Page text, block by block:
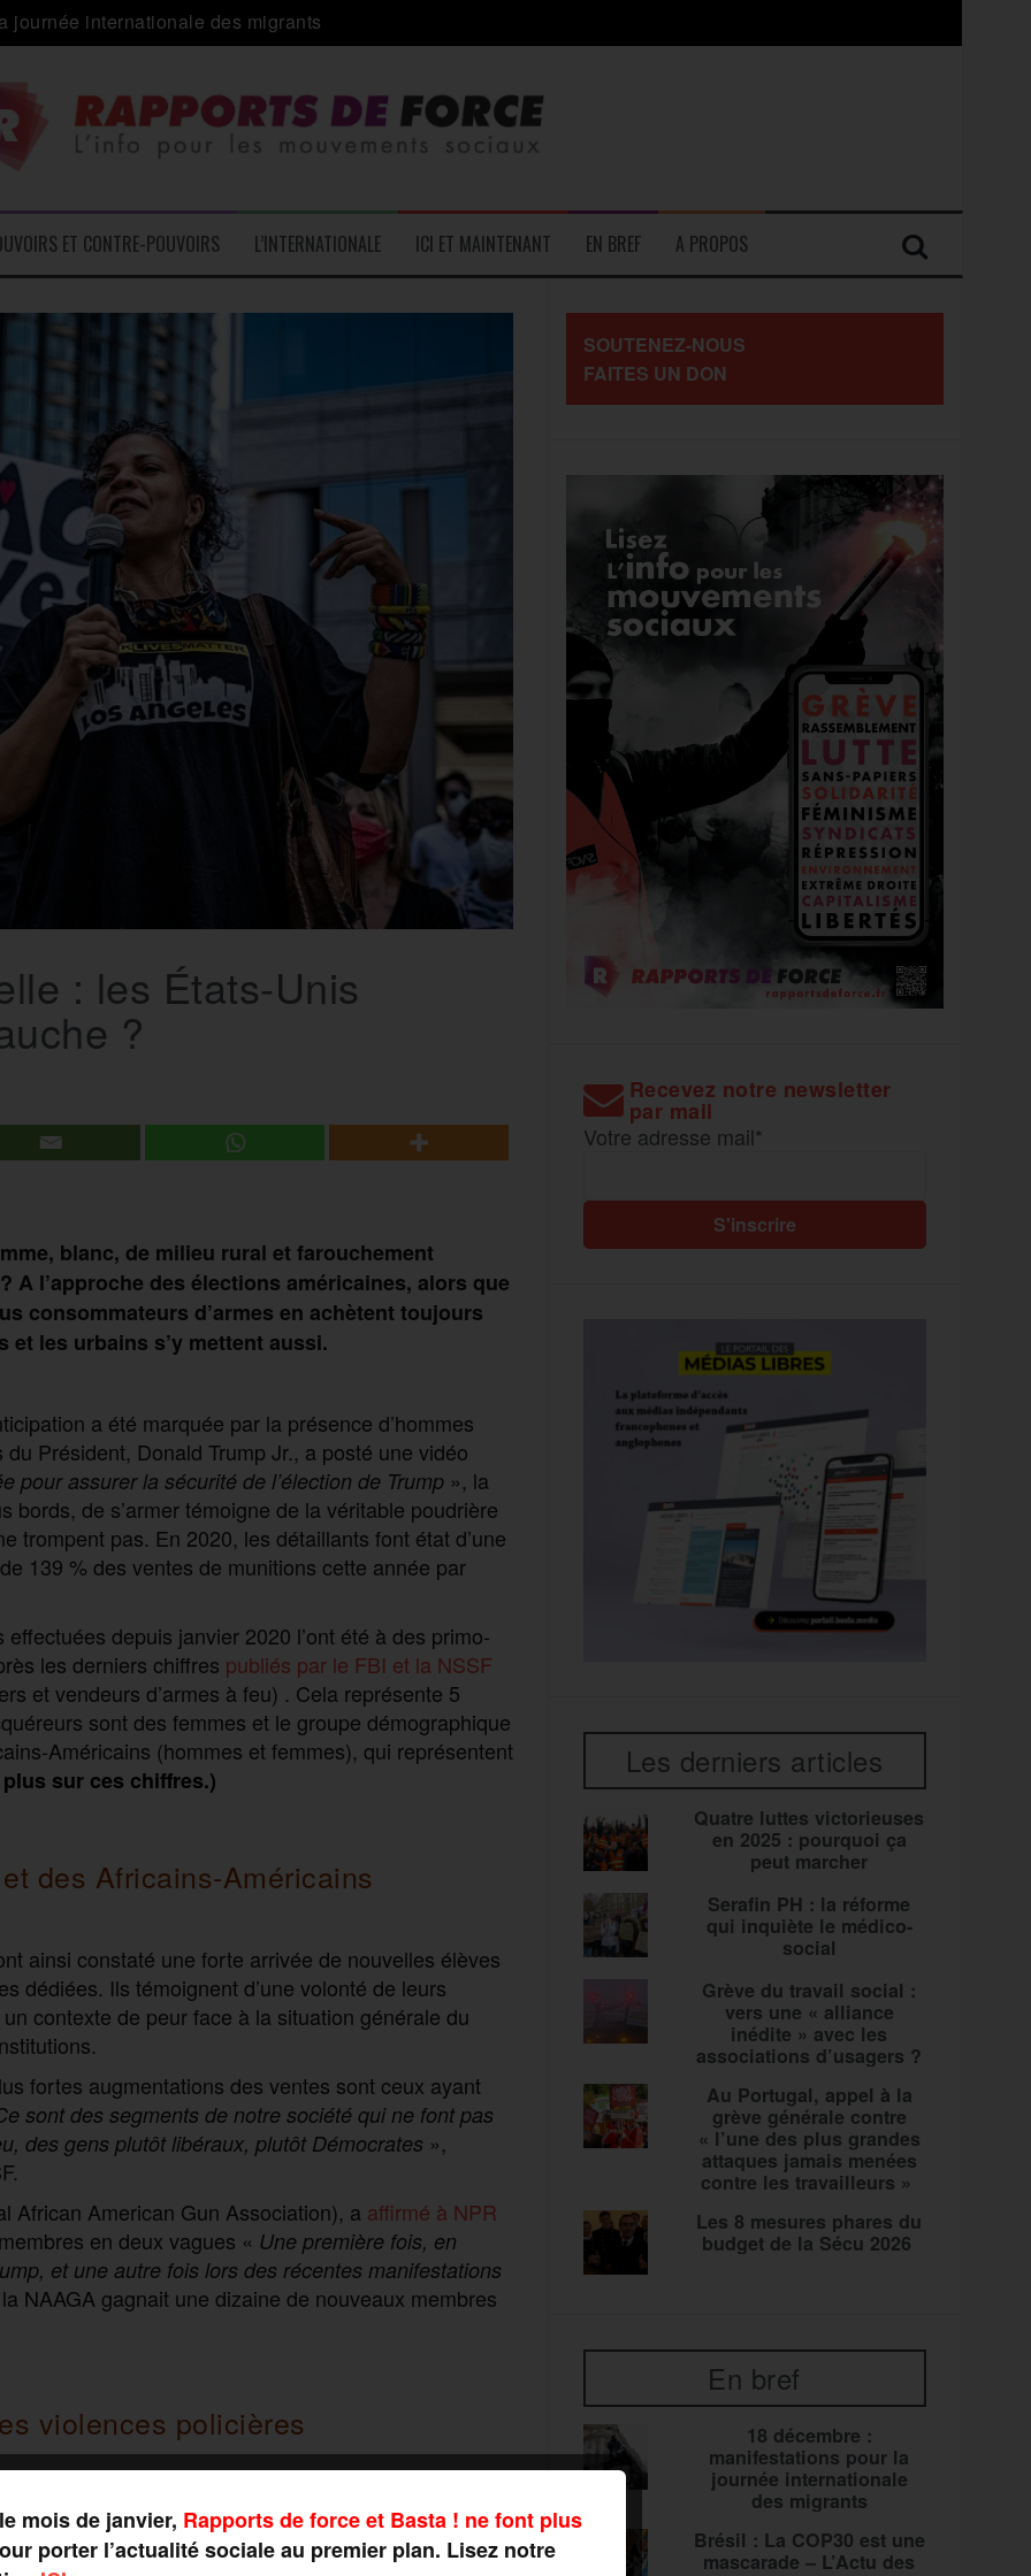
inédite » avec les associations d’usagers ?
– L’Actu des Oublié.es
contre « l’une des plus grandes attaques jamais menées contre les travailleurs »
médico-social
ET CONTRE-POUVOIRS L’INTERNATIONALE ICI ET MAINTENANT EN BREF A PROPOS
: les États-Unis
?
blanc, de milieu rural et farouchement
A l’approche des élections américaines, alors que
consommateurs d’armes en achètent toujours
les urbains s’y mettent aussi.
a été marquée par la présence d’hommes
Président, Donald Trump Jr., a posté une vidéo
pour assurer la sécurité de l’élection de Trump », la
bords, de s’armer témoigne de la véritable poudrière
trompent pas. En 2020, les détaillants font état d’une
139 % des ventes de munitions cette année par
depuis janvier 2020 l’ont été à des primo-
les derniers chiffres publiés par le FBI et la NSSF
et vendeurs d’armes à feu) . Cela représente 5
sont des femmes et le groupe démographique
Américains (hommes et femmes), qui représentent
sur ces chiffres.)
des Africains-Américains
ainsi constaté une forte arrivée de nouvelles élèves
dédiées. Ils témoignent d’une volonté de leurs
contexte de peur face à la situation générale du
fortes augmentations des ventes sont ceux ayant
sont des segments de notre société qui ne font pas
des gens plutôt libéraux, plutôt Démocrates »,
African American Gun Association), a affirmé à NPR
en deux vagues « Une première fois, en
et une autre fois lors des récentes manifestations
NAAGA gagnait une dizaine de nouveaux membres
violences policières
: «
ressortir d’interviews individuelles rapportées dans
un climat de dénonciation des violences policières
SOUTENEZ-NOUS
FAITES UN DON
Recevez notre newsletter
par mail
Votre adresse mail*
Les derniers articles
Quatre luttes victorieuses
en 2025 : pourquoi ça
peut marcher
Serafin PH : la réforme
qui inquiète le médico-
social
Grève du travail social :
vers une « alliance
inédite » avec les
associations d’usagers ?
Au Portugal, appel à la
grève générale contre
« l’une des plus grandes
attaques jamais menées
contre les travailleurs »
Les 8 mesures phares du
budget de la Sécu 2026
En bref
18 décembre :
manifestations pour la
journée internationale
des migrants
Brésil : La COP30 est une
mascarade – L’Actu des
mois de janvier, Rapports de force et Basta ! ne font plus
porter l’actualité sociale au premier plan. Lisez notre